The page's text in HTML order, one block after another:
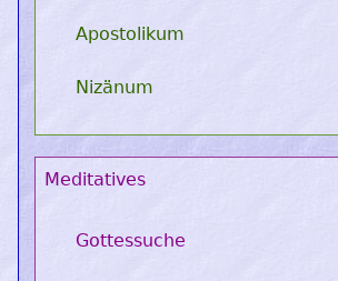
Apostolikum
Nizänum
Meditatives
Gottessuche